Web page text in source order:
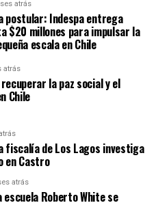
atrás
postular: Indespa entrega
$20 millones para impulsar la
escala en Chile
atrás
la paz social y el
Chile
fiscalía de Los Lagos investiga
en Castro
atrás
Roberto White se